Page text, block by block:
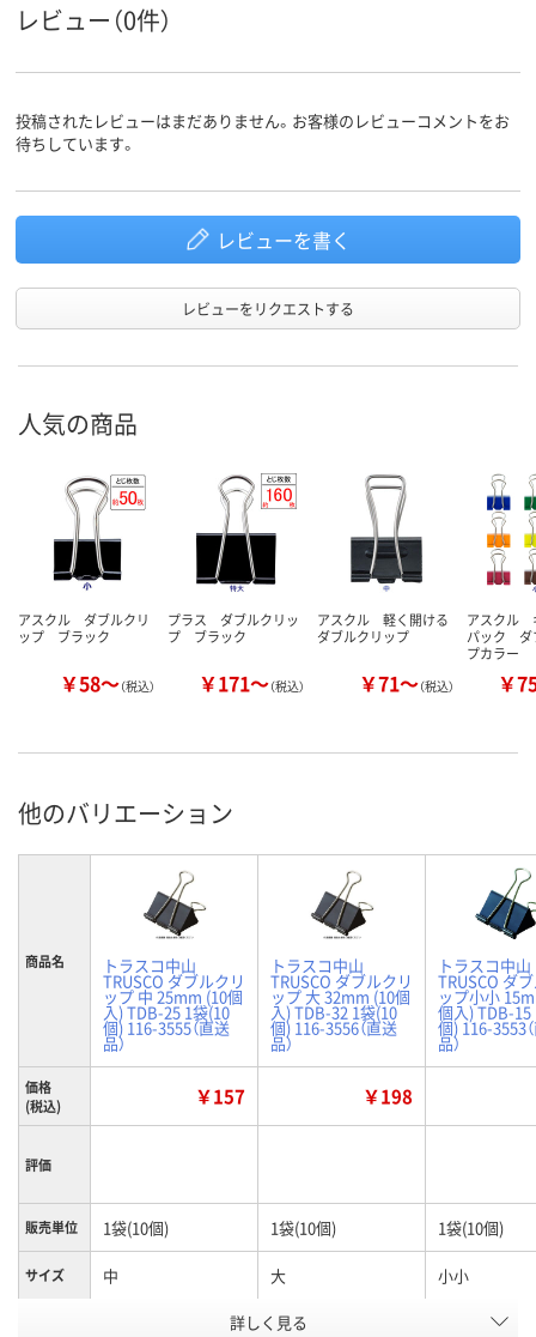
商品環境
スコア
40 60
レビュー（0件）
投稿されたレビューはまだありません。お客様のレビューコメントをお
待ちしています。
レビューを書く
レビューをリクエストする
人気の商品
アスクル ダブルクリ
ップ ブラック
￥58～（税込）
プラス ダブルクリッ
プ ブラック
￥171～（税込）
アスクル 軽く開ける
ダブルクリップ
￥71～（税込）
アスクル
パック ダ
プカラー
￥
他のバリエーション
商品名 トラスコ中山
TRUSCO ダブルクリ
ップ 中 25mm (10個
入) TDB-25 1袋(10
個) 116-3555（直送
品）
トラスコ中山
TRUSCO ダブルクリ
ップ 大 32mm (10個
入) TDB-32 1袋(10
個) 116-3556（直送
品）
トラスコ中山
TRUSCO ダ
ップ小小
個入) TDB-15
個) 116-3553
品）
価格
(税込)
￥157 ￥198
評価
販売単位 1袋(10個) 1袋(10個) 1袋(10個)
サイズ 中 大 小小
80
詳しく見る